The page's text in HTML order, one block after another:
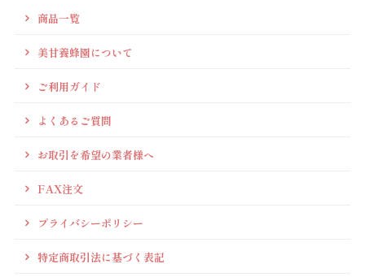
商品一覧
美甘養蜂園について
ご利用ガイド
よくあるご質問
お取引を希望の業者様へ
FAX注文
プライバシーポリシー
特定商取引法に基づく表記